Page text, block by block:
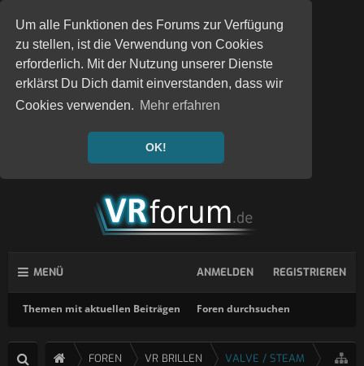
Um alle Funktionen des Forums zur Verfügung
zu stellen, ist die Verwendung von Cookies
erforderlich. Mit der Nutzung unserer Dienste
erklärst Du Dich damit einverstanden, dass wir
Cookies verwenden. Mehr erfahren
OK!
MENÜ
Themen mit aktuellen Beiträgen Foren durchsuchen
ANMELDEN REGISTRIEREN
FOREN VR BRILLEN VALVE / STEAM